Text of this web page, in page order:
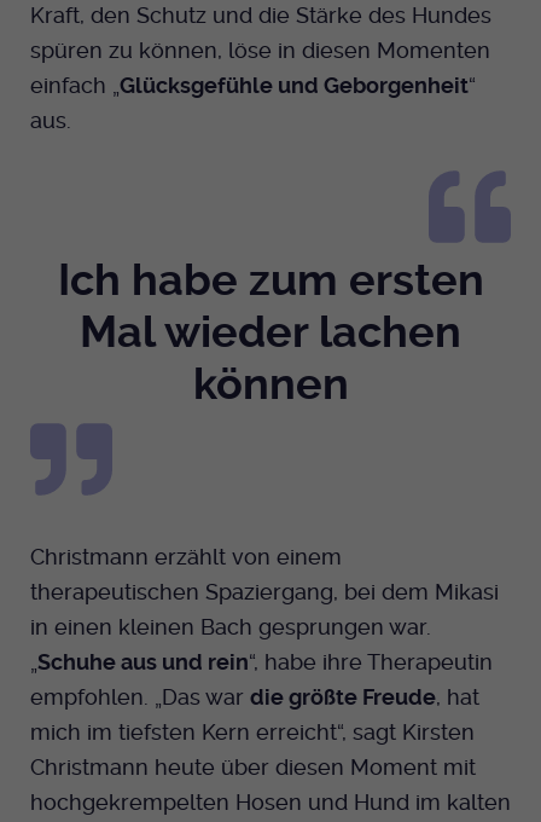
Kraft, den Schutz und die Stärke des Hundes
spüren zu können, löse in diesen Momenten
einfach „ Glücksgefühle und Geborgenheit“
aus.
Ich habe zum ersten
Mal wieder lachen
können
Christmann erzählt von einem
therapeutischen Spaziergang, bei dem Mikasi
in einen kleinen Bach gesprungen war.
Schuhe aus und rein“, habe ihre Therapeutin
empfohlen. „Das war die größte Freude, hat
mich im tiefsten Kern erreicht“, sagt Kirsten
Christmann heute über diesen Moment mit
hochgekrempelten Hosen und Hund im kalten